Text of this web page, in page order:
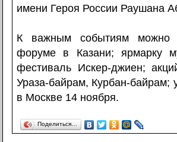
имени Героя России Раушана
К важным событиям можно
форуме в Казани; ярмарку
фестиваль Искер-джиен;
Ураза-байрам, Курбан-байрам;
в Москве 14 ноября.
Поделиться…